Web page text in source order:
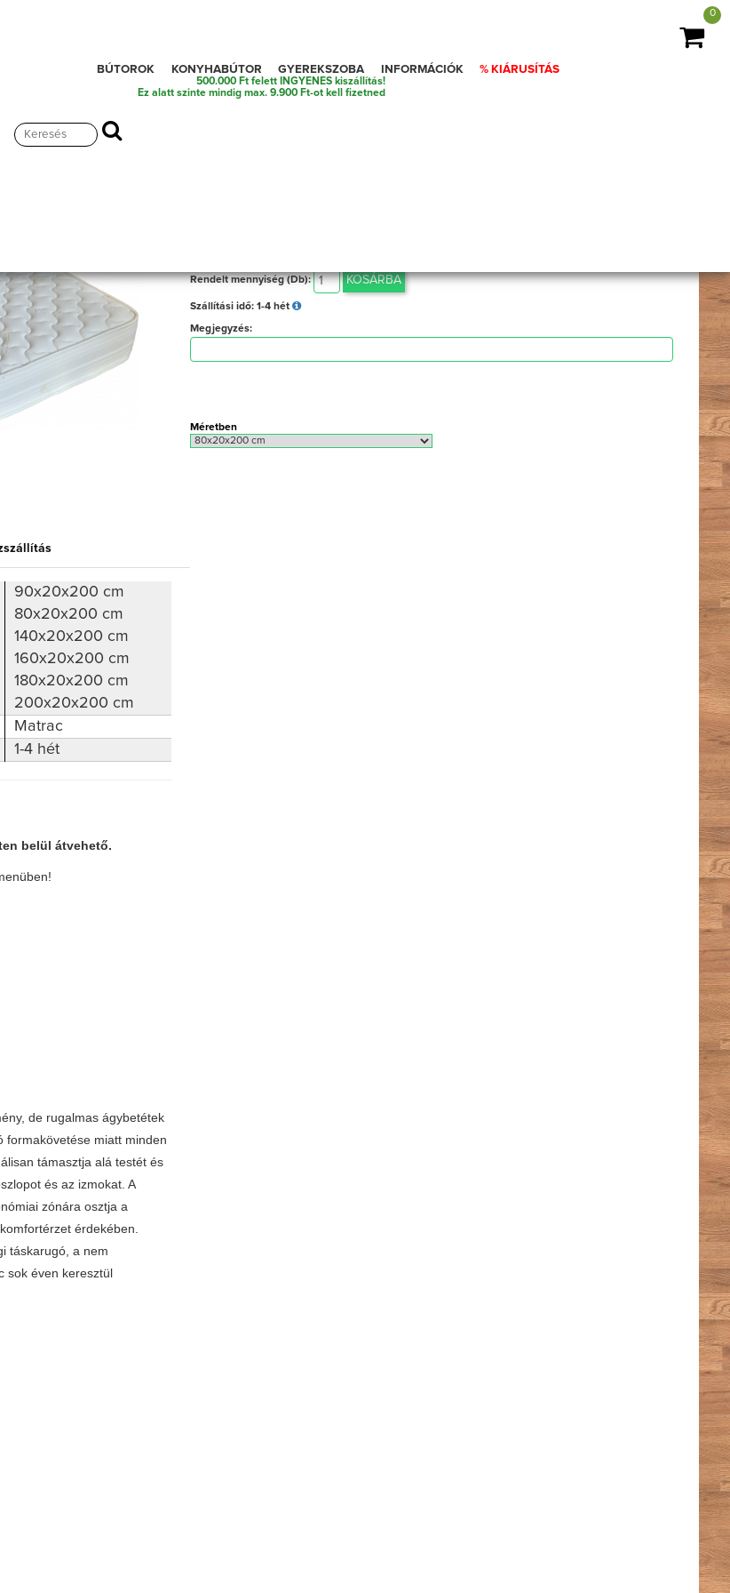
BÚTOROK KONYHABÚTOR GYEREKSZOBA INFORMÁCIÓK % KIÁRUSÍTÁS
500.000 Ft felett INGYENES kiszállítás!
Ez alatt szinte mindig max. 9.900 Ft-ot kell fizetned
0
90x20x200 cm
80x20x200 cm
140x20x200 cm
160x20x200 cm
180x20x200 cm
200x20x200 cm
Matrac
1-4 hét
belül átvehető.
de rugalmas ágybetétek
formakövetése miatt minden
támasztja alá testét és
és az izmokat. A
zónára osztja a
érdekében.
táskarugó, a nem
sok éven keresztül
Rendelt mennyiség (Db):
KOSÁRBA
Szállítási idő: 1-4 hét
Megjegyzés:
Méretben